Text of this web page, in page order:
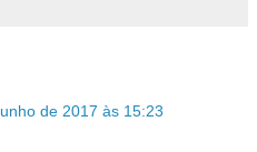
de 2017 às 15:23